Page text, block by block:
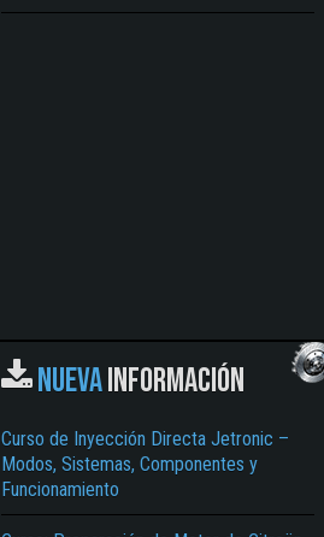
NUEVAINFORMACIÓN
Curso de Inyección Directa Jetronic –
Modos, Sistemas, Componentes y
Funcionamiento